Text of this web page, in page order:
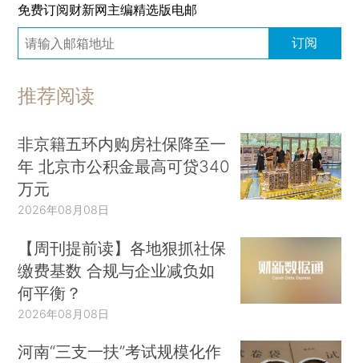
免费订阅财新网主编精选版电邮
订阅
推荐阅读
非京籍五环内购房社保降至一
年 北京市公积金最高可贷340
万元
2026年08月08日
【周刊提前读】各地狠抓社保
缴费基数 合规与企业减负如
何平衡？
2026年08月08日
河南“三支一扶”考试规模化作